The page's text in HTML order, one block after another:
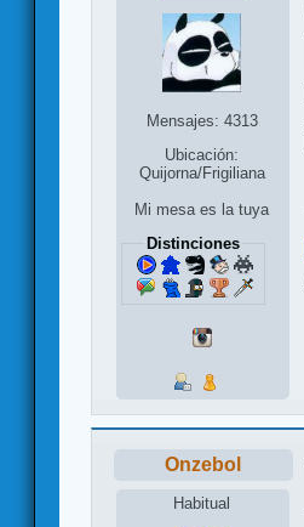
Mensajes: 4313
Ubicación:
Quijorna/Frigiliana
Mi mesa es la tuya
Distinciones
Onzebol
Habitual